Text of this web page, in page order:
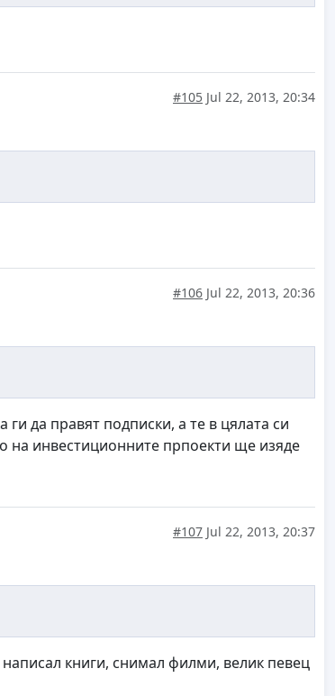
#105 Jul 22, 2013, 20:34
#106 Jul 22, 2013, 20:36
да правят подписки, а те в цялата си
на инвестиционните прпоекти ще изяде
#107 Jul 22, 2013, 20:37
книги, снимал филми, велик певец